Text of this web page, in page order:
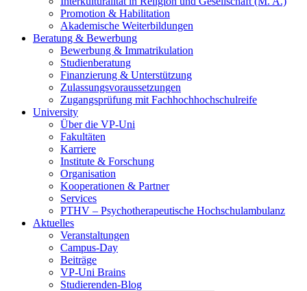
Promotion & Habilitation
Akademische Weiterbildungen
Beratung & Bewerbung
Bewerbung & Immatrikulation
Studienberatung
Finanzierung & Unterstützung
Zulassungsvoraussetzungen
Zugangsprüfung mit Fachhochhochschulreife
University
Über die VP-Uni
Fakultäten
Karriere
Institute & Forschung
Organisation
Kooperationen & Partner
Services
PTHV – Psychotherapeutische Hochschulambulanz
Aktuelles
Veranstaltungen
Campus-Day
Beiträge
VP-Uni Brains
Studierenden-Blog